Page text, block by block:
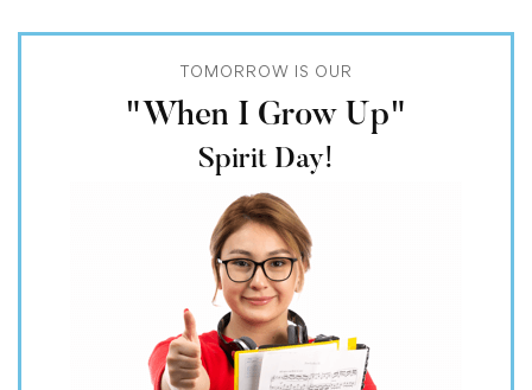
TOMORROW IS OUR
"When I Grow Up"
Spirit Day!